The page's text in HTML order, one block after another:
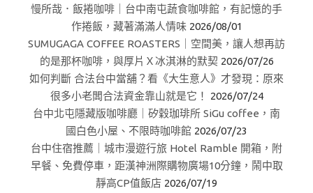
慢所哉．飯捲咖啡｜台中南屯蔬食咖啡館，有記憶的手
作捲飯，藏著滿滿人情味 2026/08/01
SUMUGAGA COFFEE ROASTERS｜空間美，讓人想再訪
的是那杯咖啡，與厚片Ｘ冰淇淋的默契 2026/07/26
如何判斷 合法台中當舖？看《大生意人》才發現：原來
很多小老闆合法資金靠山就是它！
2026/07/24
台中北屯隱藏版咖啡廳｜矽穀珈琲所 SiGu coffee，南
國白色小屋、不限時咖啡館 2026/07/23
台中住宿推薦｜城市漫遊行旅 Hotel Ramble 開箱，附
早餐、免費停車，距漢神洲際購物廣場10分鐘，鬧中取
靜高CP值飯店 2026/07/19